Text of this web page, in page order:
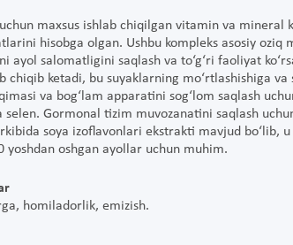
maxsus ishlab chiqilgan vitamin va mineral
hisobga olgan. Ushbu kompleks asosiy
ayol salomatligini saqlash va to‘g‘ri faoliyat
ketadi, bu suyaklarning mo‘rtlashishiga va
va bog‘lam apparatini sog‘lom saqlash
Gormonal tizim muvozanatini saqlash
soya izoflavonlari ekstrakti mavjud bo‘lib,
oshgan ayollar uchun muhim.
homiladorlik, emizish.